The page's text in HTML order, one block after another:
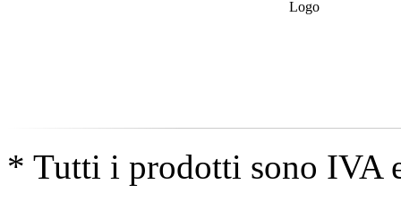
* Tutti i prodotti sono IVA